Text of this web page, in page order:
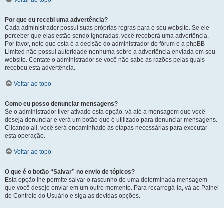
Por que eu recebi uma advertência?
Cada administrador possui suas próprias regras para o seu website. Se ele
perceber que elas estão sendo ignoradas, você receberá uma advertência.
Por favor, note que esta é a decisão do administrador do fórum e a phpBB
Limited não possui autoridade nenhuma sobre a advertência enviada em seu
website. Contate o administrador se você não sabe as razões pelas quais
recebeu esta advertência.
Voltar ao topo
Como eu posso denunciar mensagens?
Se o administrador tiver ativado esta opção, vá até a mensagem que você
deseja denunciar e verá um botão que é utilizado para denunciar mensagens.
Clicando ali, você será encaminhado às etapas necessárias para executar
esta operação.
Voltar ao topo
O que é o botão “Salvar” no envio de tópicos?
Esta opção lhe permite salvar o rascunho de uma determinada mensagem
que você deseje enviar em um outro momento. Para recarregá-la, vá ao Painel
de Controle do Usuário e siga as devidas opções.